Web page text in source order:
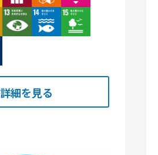
Image Image Image
詳細を見る